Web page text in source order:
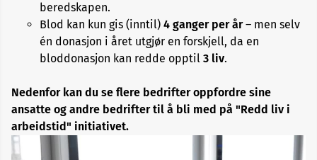
beredskapen.
Blod kan kun gis (inntil) 4 ganger per år– men selv
én donasjon i året utgjør en forskjell, da en
bloddonasjon kan redde opptil 3 liv.
Nedenfor kan du se flere bedrifter oppfordre sine
ansatte og andre bedrifter til å bli med på "Redd liv i
arbeidstid" initiativet.